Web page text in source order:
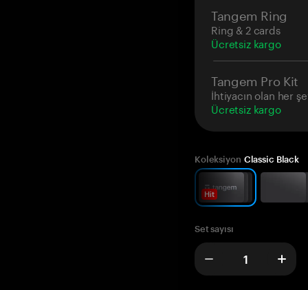
Tangem Ring
Ring & 2 cards
Ücretsiz kargo
Tangem Pro Kit
İhtiyacın olan her
Ücretsiz kargo
Koleksiyon Classic Black
Hit
Set sayısı